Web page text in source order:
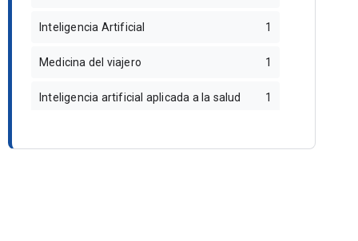
Inteligencia Artificial 1
Medicina del viajero 1
Inteligencia artificial aplicada a la salud 1
práctica médica